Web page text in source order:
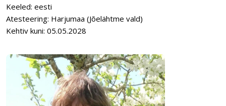
Keeled: eesti
Atesteering: Harjumaa (Jõelähtme vald)
Kehtiv kuni: 05.05.2028